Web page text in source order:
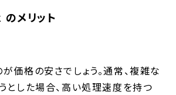
メリット
価格の安さでしょう。通常、複雑な
とした場合、高い処理速度を持つ